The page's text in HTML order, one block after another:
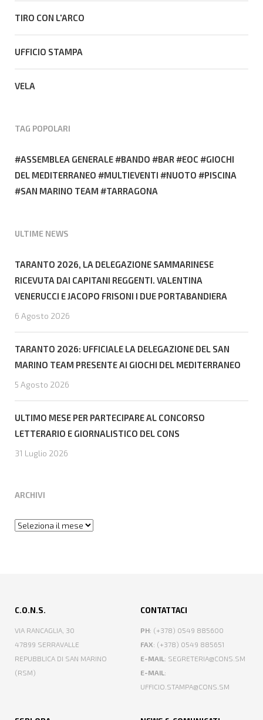
TIRO CON L'ARCO
UFFICIO STAMPA
VELA
TAG POPOLARI
ASSEMBLEA GENERALE BANDO BAR EOC
GIOCHI
DEL MEDITERRANEO
MULTIEVENTI NUOTO
PISCINA
SAN MARINO TEAM
TARRAGONA
ULTIME NEWS
TARANTO 2026, LA DELEGAZIONE SAMMARINESE
RICEVUTA DAI CAPITANI REGGENTI. VALENTINA
VENERUCCI E JACOPO FRISONI I DUE PORTABANDIERA
6 Agosto 2026
TARANTO 2026: UFFICIALE LA DELEGAZIONE DEL SAN
MARINO TEAM PRESENTE AI GIOCHI DEL MEDITERRANEO
5 Agosto 2026
ULTIMO MESE PER PARTECIPARE AL CONCORSO
LETTERARIO E GIORNALISTICO DEL CONS
31 Luglio 2026
ARCHIVI
Archivi
C.O.N.S.
VIA RANCAGLIA, 30
47899 SERRAVALLE
REPUBBLICA DI SAN MARINO
(RSM)
CONTATTACI
PH: (+378) 0549 885600
FAX: (+378) 0549 885651
E-MAIL : SEGRETERIA@CONS.SM
E-MAIL :
UFFICIO.STAMPA@CONS.SM